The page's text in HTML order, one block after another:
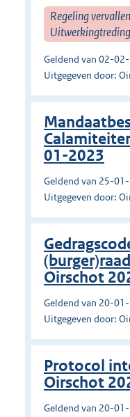
Regeling
Geldend van 02-
Uitgegeven door:
01-2023
Geldend van 25-
Uitgegeven door:
Oirschot
Geldend van 20-
Uitgegeven door:
Protocol
Oirschot
Geldend van 20-